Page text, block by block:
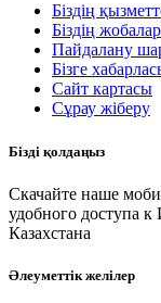
Біздің
Біздің
Пайдалану
Бізге
Сайт картасы
Сұрау жіберу
Бізді қолдаңыз
Скачайте наше
удобного доступа
Казахстана
Әлеуметтік желілер